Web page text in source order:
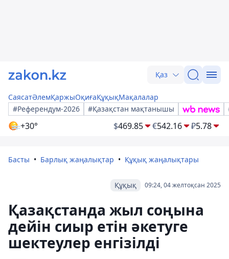
Қаз
СаясатӘлемҚаржыОқиғаҚұқықМақалалар
#Референдум-2026
#Қазақстан мақтанышы
+30° $469.85 €542.16 ₽5.78
Басты Барлық жаңалықтар Құқық жаңалықтары
09:24, 04 желтоқсан 2025
Құқық
Қазақстанда жыл соңына
дейін сиыр етін әкетуге
шектеулер енгізілді